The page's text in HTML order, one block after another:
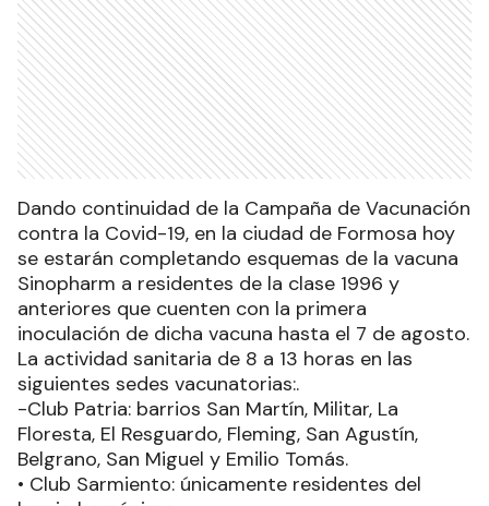
Dando continuidad de la Campaña de Vacunación
contra la Covid-19, en la ciudad de Formosa hoy
se estarán completando esquemas de la vacuna
Sinopharm a residentes de la clase 1996 y
anteriores que cuenten con la primera
inoculación de dicha vacuna hasta el 7 de agosto.
La actividad sanitaria de 8 a 13 horas en las
siguientes sedes vacunatorias:.
-Club Patria: barrios San Martín, Militar, La
Floresta, El Resguardo, Fleming, San Agustín,
Belgrano, San Miguel y Emilio Tomás.
• Club Sarmiento: únicamente residentes del